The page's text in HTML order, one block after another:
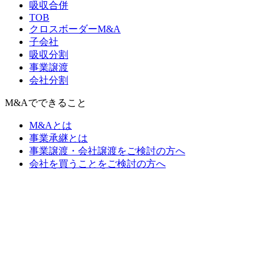
吸収合併
TOB
クロスボーダーM&A
子会社
吸収分割
事業譲渡
会社分割
M&Aでできること
M&Aとは
事業承継とは
事業譲渡・会社譲渡をご検討の方へ
会社を買うことをご検討の方へ